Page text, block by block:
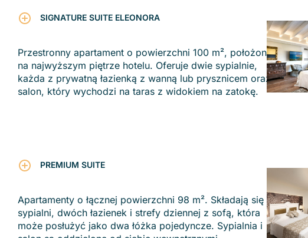
SIGNATURE SUITE ELEONORA
Przestronny apartament o powierzchni 100 m², położony
na najwyższym piętrze hotelu. Oferuje dwie sypialnie,
każda z prywatną łazienką z wanną lub prysznicem oraz
salon, który wychodzi na taras z widokiem na zatokę.
PREMIUM SUITE
Apartamenty o łącznej powierzchni 98 m². Składają się z
sypialni, dwóch łazienek i strefy dziennej z sofą, która
może posłużyć jako dwa łóżka pojedyncze. Sypialnia i